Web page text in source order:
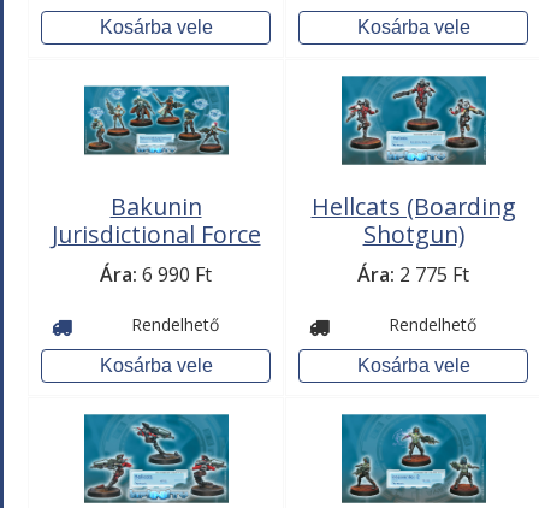
Bakunin
Jurisdictional Force
(Nomads Sectorial
Starter Pack)
Ára: 6 990 Ft
Rendelhető
Hellcats (Boarding
Shotgun)
Ára: 2 775 Ft
Rendelhető